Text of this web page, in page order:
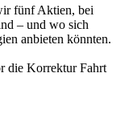
fünf Aktien, bei
– und wo sich
anbieten könnten.
die Korrektur Fahrt